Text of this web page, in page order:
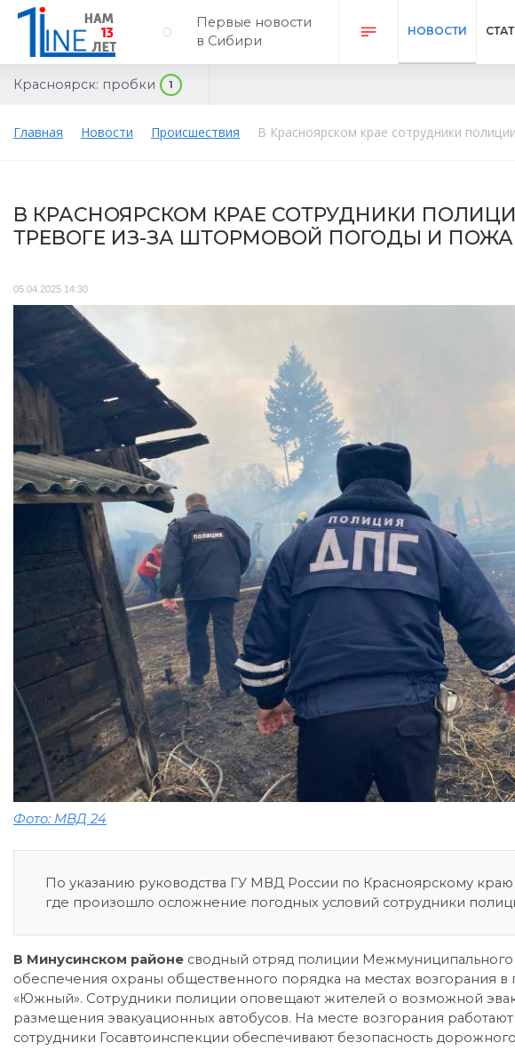
Первые новости
в Сибири
НОВОСТИ
Красноярск: пробки 1
Главная Новости Происшествия В Красноярском крае сотрудники
В КРАСНОЯРСКОМ КРАЕ СОТРУДНИКИ
ТРЕВОГЕ ИЗ-ЗА ШТОРМОВОЙ ПОГОДЫ И
05.04.2025 14:30
Фото: МВД 24
По указанию руководства ГУ МВД России по Красноярскому
где произошло осложнение погодных условий сотрудники
В Минусинском районе сводный отряд полиции Межмуниципального
обеспечения охраны общественного порядка на местах возгорания
«Южный». Сотрудники полиции оповещают жителей о возможной
размещения эвакуационных автобусов. На месте возгорания
сотрудники Госавтоинспекции обеспечивают безопасность